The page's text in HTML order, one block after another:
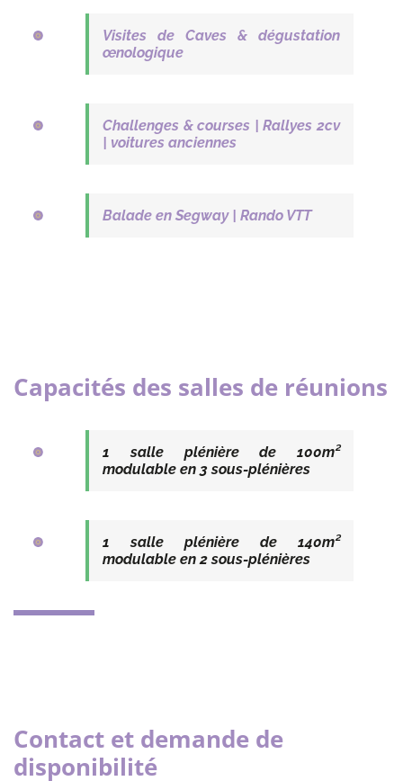
Visites de Caves & dégustation
œnologique
Challenges & courses | Rallyes 2cv
| voitures anciennes
Balade en Segway | Rando VTT
Capacités des salles de réunions
1 salle plénière de 100m²
modulable en 3 sous-plénières
1 salle plénière de 140m²
modulable en 2 sous-plénières
Contact et demande de
disponibilité